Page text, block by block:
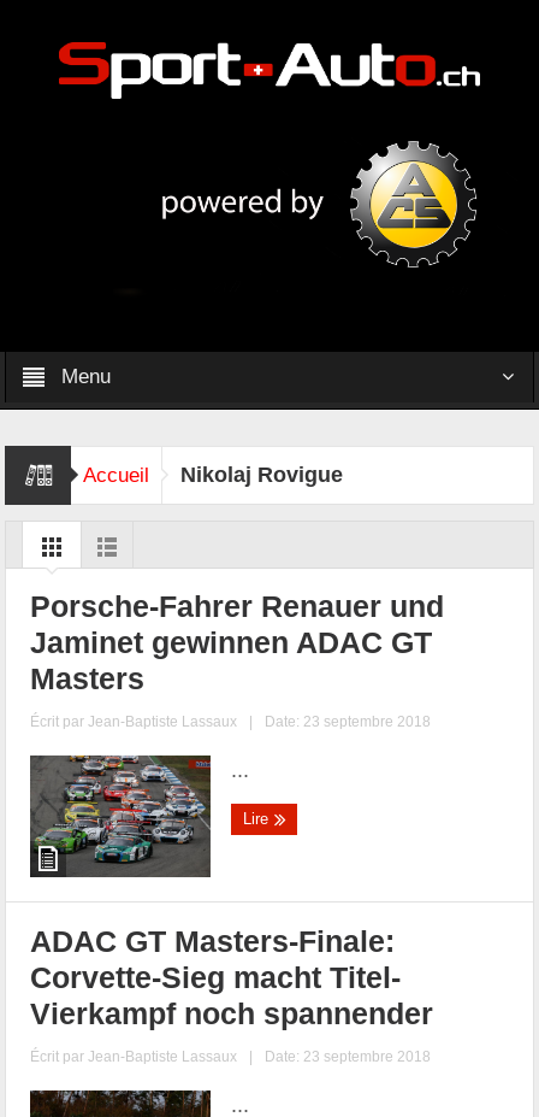
Menu
Accueil Nikolaj Rovigue
Porsche-Fahrer Renauer und
Jaminet gewinnen ADAC GT
Masters
Écrit parJean-Baptiste Lassaux | Date: 23 septembre 2018
...
Lire
ADAC GT Masters-Finale:
Corvette-Sieg macht Titel-
Vierkampf noch spannender
Écrit parJean-Baptiste Lassaux | Date: 23 septembre 2018
...